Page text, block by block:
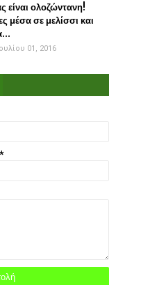
είναι ολοζώντανη!
μέσα σε μελίσσι και
01, 2016
*